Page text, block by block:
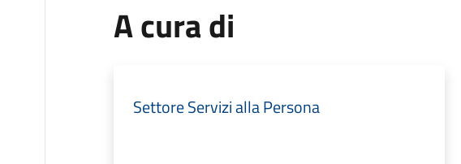
A cura di
Settore Servizi alla Persona